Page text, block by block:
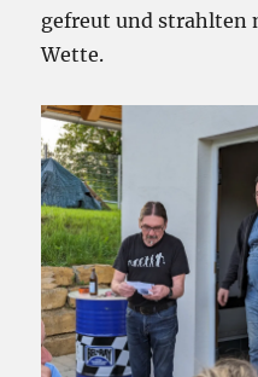
gefreut und strahlten
Wette.